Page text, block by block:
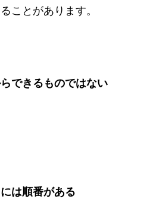
ことがあります。
できるものではない
は順番がある